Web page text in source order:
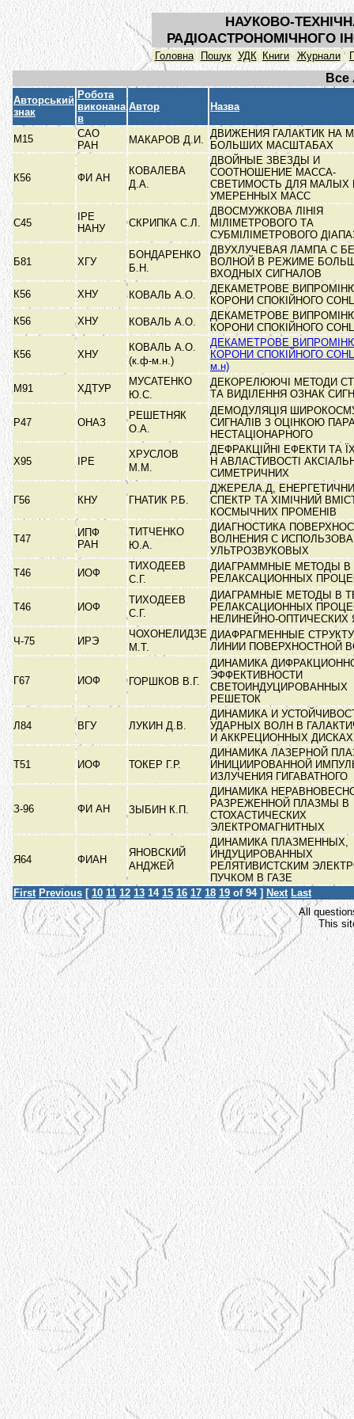
НАУКОВО-
РАДІОАСТРОНОМІЧНОГО
Головна Пошук УДК Книги Журнали
Все
Авторський
знак
Робота
виконана
в
Автор Назва
М15
САО
РАН
МАКАРОВ Д.И.
ДВИЖЕНИЯ ГАЛАКТИК НА
БОЛЬШИХ МАСШТАБАХ
К56 ФИ АН
КОВАЛЕВА
Д.А.
ДВОЙНЫЕ ЗВЕЗДЫ И
СООТНОШЕНИЕ МАССА-
СВЕТИМОСТЬ ДЛЯ МАЛЫХ
УМЕРЕННЫХ МАСС
С45
ІРЕ
НАНУ
СКРИПКА С.Л.
ДВОСМУЖКОВА ЛІНІЯ
МІЛІМЕТРОВОГО ТА
СУБМІЛІМЕТРОВОГО
Б81 ХГУ
БОНДАРЕНКО
Б.Н.
ДВУХЛУЧЕВАЯ ЛАМПА С
ВОЛНОЙ В РЕЖИМЕ
ВХОДНЫХ СИГНАЛОВ
К56
ХНУ КОВАЛЬ А.О.
ДЕКАМЕТРОВЕ
КОРОНИ СПОКІЙНОГО
К56
ХНУ КОВАЛЬ А.О.
ДЕКАМЕТРОВЕ
КОРОНИ СПОКІЙНОГО
К56 ХНУ
КОВАЛЬ А.О.
(к.ф-м.н.)
ДЕКАМЕТРОВЕ
КОРОНИ СПОКІЙНОГО
м.н)
М91
ХДТУР
МУСАТЕНКО
Ю.С.
ДЕКОРЕЛЮЮЧІ МЕТОДИ
ТА ВИДІЛЕННЯ ОЗНАК
Р47 ОНАЗ
РЕШЕТНЯК
О.А.
ДЕМОДУЛЯЦІЯ
СИГНАЛІВ З ОЦІНКОЮ
НЕСТАЦІОНАРНОГО
Х95 ІРЕ
ХРУСЛОВ
М.М.
ДЕФРАКЦІЙНІ ЕФЕКТИ ТА
Н АВЛАСТИВОСТІ
СИМЕТРИЧНИХ
Г56 КНУ ГНАТИК Р.Б.
ДЖЕРЕЛА.Д,
СПЕКТР ТА ХІМІЧНИЙ
КОСМЫЧНИХ ПРОМЕНІВ
Т47
ИПФ
РАН
ТИТЧЕНКО
Ю.А.
ДИАГНОСТИКА
ВОЛНЕНИЯ С
УЛЬТРОЗВУКОВЫХ
Т46
ИОФ
ТИХОДЕЕВ
С.Г.
ДИАГРАММНЫЕ МЕТОДЫ В
РЕЛАКСАЦИОННЫХ
Т46 ИОФ
ТИХОДЕЕВ
С.Г.
ДИАГРАМНЫЕ МЕТОДЫ В
РЕЛАКСАЦИОННЫХ
НЕЛИНЕЙНО-ОПТИЧЕСКИХ
Ч-75
ИРЭ
ЧОХОНЕЛИДЗЕ
М.Т.
ДИАФРАГМЕННЫЕ
ЛИНИИ ПОВЕРХНОСТНОЙ
Г67 ИОФ ГОРШКОВ В.Г.
ДИНАМИКА
ЭФФЕКТИВНОСТИ
СВЕТОИНДУЦИРОВАННЫХ
РЕШЕТОК
Л84 ВГУ ЛУКИН Д.В.
ДИНАМИКА И
УДАРНЫХ ВОЛН В
И АККРЕЦИОННЫХ
Т51 ИОФ ТОКЕР Г.Р.
ДИНАМИКА ЛАЗЕРНОЙ
ИНИЦИИРОВАННОЙ
ИЗЛУЧЕНИЯ ГИГАВАТНОГО
З-96 ФИ АН ЗЫБИН К.П.
ДИНАМИКА
РАЗРЕЖЕННОЙ ПЛАЗМЫ В
СТОХАСТИЧЕСКИХ
ЭЛЕКТРОМАГНИТНЫХ
Я64 ФИАН
ЯНОВСКИЙ
АНДЖЕЙ
ДИНАМИКА ПЛАЗМЕННЫХ,
ИНДУЦИРОВАННЫХ
РЕЛЯТИВИСТСКИМ
ПУЧКОМ В ГАЗЕ
First Previous [ 10 11 12 13 14 15 16 17 18 19 of 94 ] Next Last
All
This